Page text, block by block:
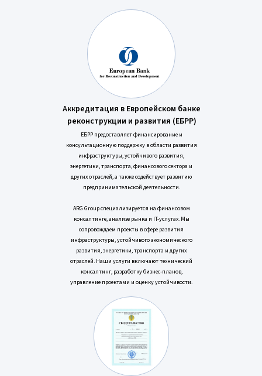
ЕБРР предоставляет финансирование и
консультационную поддержку в области развития
инфраструктуры, устойчивого развития,
энергетики, транспорта, финансового сектора и
других отраслей, а также содействует развитию
предпринимательской деятельности.
ARG Group специализируется на финансовом
консалтинге, анализе рынка и IT-услугах. Мы
сопровождаем проекты в сфере развития
инфраструктуры, устойчивого экономического
развития, энергетики, транспорта и других
отраслей. Наши услуги включают технический
консалтинг, разработку бизнес-планов,
управление проектами и оценку устойчивости.
Аккредитация в Европейском банке
реконструкции и развития (ЕБРР)